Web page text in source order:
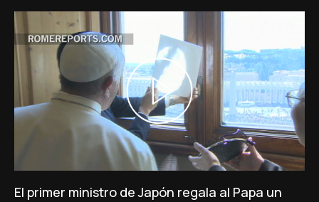
El primer ministro de Japón regala al Papa un